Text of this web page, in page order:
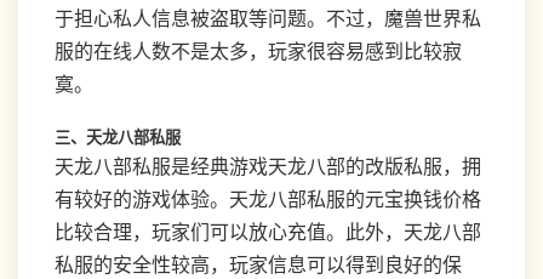
于担心私人信息被盗取等问题。不过，魔兽世界私
服的在线人数不是太多，玩家很容易感到比较寂
寞。
三、天龙八部私服
天龙八部私服是经典游戏天龙八部的改版私服，拥
有较好的游戏体验。天龙八部私服的元宝换钱价格
比较合理，玩家们可以放心充值。此外，天龙八部
私服的安全性较高，玩家信息可以得到良好的保